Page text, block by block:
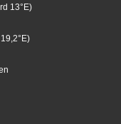
13°E)